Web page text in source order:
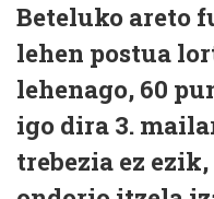
Beteluko areto
lehen postua
lehenago, 60
igo dira 3.
trebezia ez